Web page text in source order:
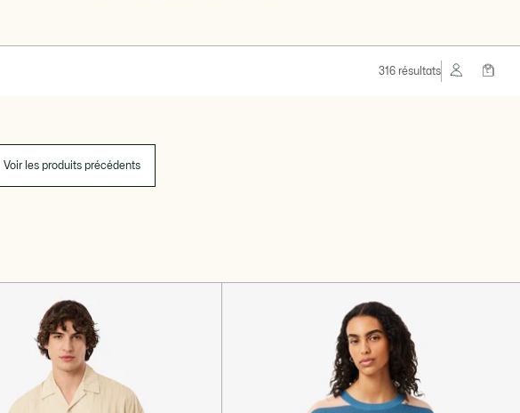
316 résultats
Voir les produits précédents